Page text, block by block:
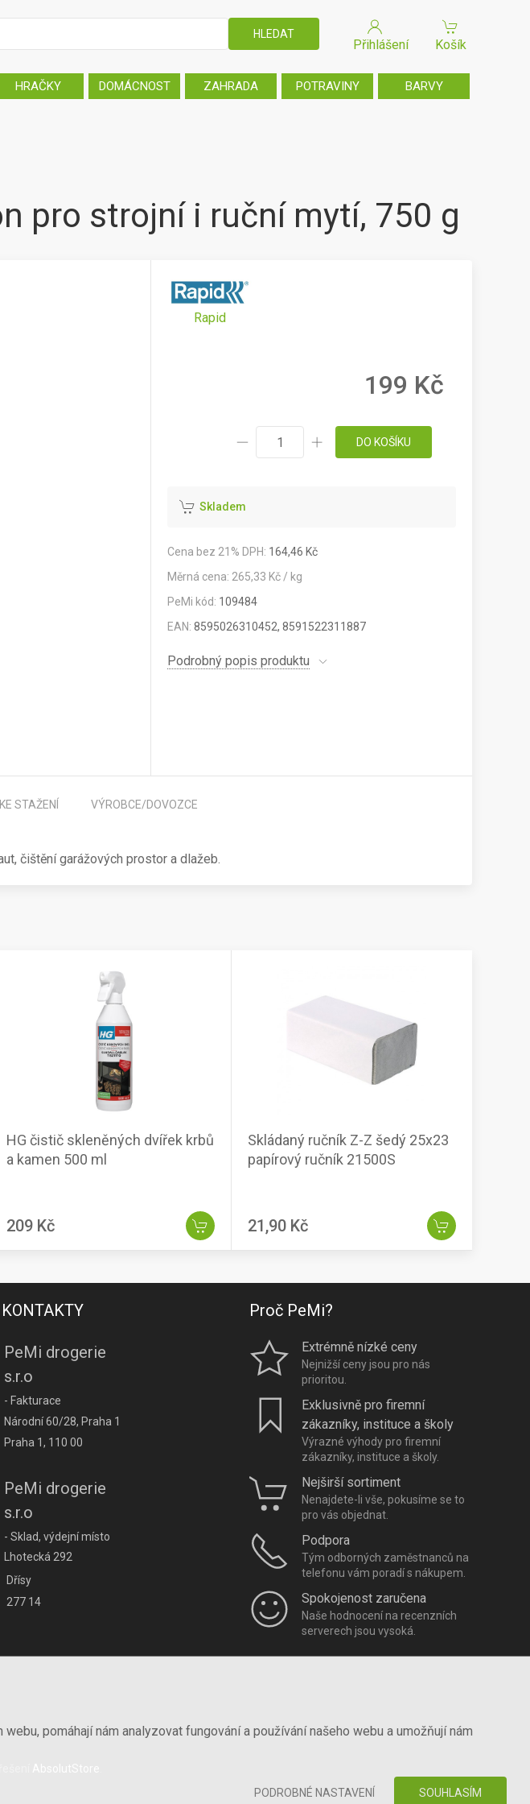
pomáhají nám analyzovat fungování a používání našeho webu a umožňují nám
PODROBNÉ NASTAVENÍ SOUHLASÍM
Přihlášení Košík
HRAČKY DOMÁCNOST ZAHRADA POTRAVINY BARVY
pro strojní i ruční mytí, 750 g
Rapid
199 Kč
DO KOŠÍKU
Skladem
Cena bez 21% DPH: 164,46 Kč
Měrná cena: 265,33 Kč / kg
PeMi kód: 109484
EAN:8595026310452, 8591522311887
Podrobný popis produktu
KE STAŽENÍ VÝROBCE/DOVOZCE
čištění garážových prostor a dlažeb.
HG čistič skleněných dvířek krbů
a kamen 500 ml
209 Kč
Skládaný ručník Z-Z šedý 25x23
papírový ručník 21500S
21,90 Kč
KONTAKTY
PeMi drogerie
s.r.o
- Fakturace
Národní 60/28, Praha 1
Praha 1, 110 00
PeMi drogerie
s.r.o
- Sklad, výdejní místo
Lhotecká 292
Dřísy
277 14
Proč PeMi?
Extrémně nízké ceny
Nejnižší ceny jsou pro nás
prioritou.
Exklusivně pro firemní
zákazníky, instituce a školy
Výrazné výhody pro firemní
zákazníky, instituce a školy.
Nejširší sortiment
Nenajdete-li vše, pokusíme se to
pro vás objednat.
Podpora
Tým odborných zaměstnanců na
telefonu vám poradí s nákupem.
Spokojenost zaručena
Naše hodnocení na recenzních
serverech jsou vysoká.